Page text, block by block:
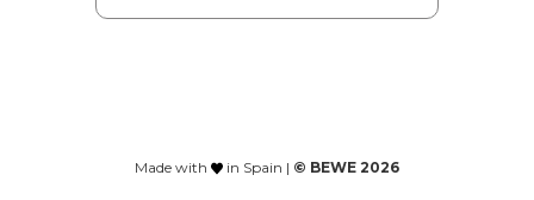
Made with in Spain | © BEWE 2026